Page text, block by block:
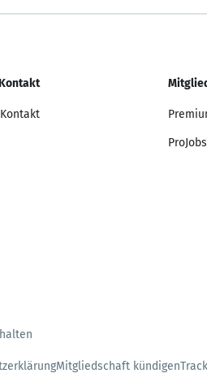
ProJobs
Mitgliedschaft kündigen